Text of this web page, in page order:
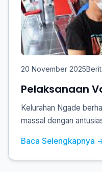
20 November 2025
Pelaksanaan
Kelurahan Ngade
massal dengan
Baca Selengkapnya